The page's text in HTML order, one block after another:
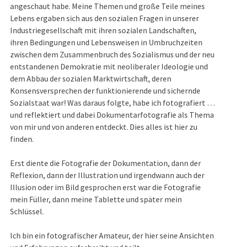
angeschaut habe. Meine Themen und große Teile meines
Lebens ergaben sich aus den sozialen Fragen in unserer
Industriegesellschaft mit ihren sozialen Landschaften,
ihren Bedingungen und Lebensweisen in Umbruchzeiten
zwischen dem Zusammenbruch des Sozialismus und der neu
entstandenen Demokratie mit neoliberaler Ideologie und
dem Abbau der sozialen Marktwirtschaft, deren
Konsensversprechen der funktionierende und sichernde
Sozialstaat war! Was daraus folgte, habe ich fotografiert …
und reflektiert und dabei Dokumentarfotografie als Thema
von mir und von anderen entdeckt. Dies alles ist hier zu
finden.
Erst diente die Fotografie der Dokumentation, dann der
Reflexion, dann der Illustration und irgendwann auch der
Illusion oder im Bild gesprochen erst war die Fotografie
mein Füller, dann meine Tablette und später mein
Schlüssel.
Ich bin ein fotografischer Amateur, der hier seine Ansichten